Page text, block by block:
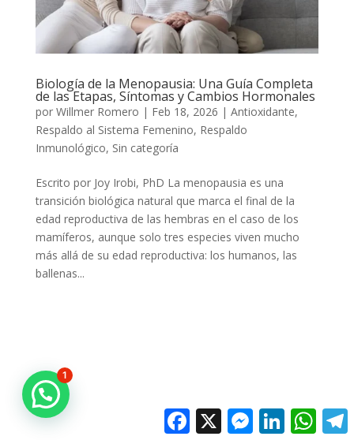
Biología de la Menopausia: Una Guía Completa
de las Etapas, Síntomas y Cambios Hormonales
por Willmer Romero | Feb 18, 2026 | Antioxidante,
Respaldo al Sistema Femenino, Respaldo
Inmunológico, Sin categoría
Escrito por Joy Irobi, PhD La menopausia es una
transición biológica natural que marca el final de la
edad reproductiva de las hembras en el caso de los
mamíferos, aunque solo tres especies viven mucho
más allá de su edad reproductiva: los humanos, las
ballenas...
Facebook Messenger
LinkedIn
1